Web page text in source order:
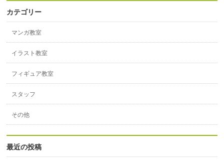
カテゴリー
マンガ教室
イラスト教室
フィギュア教室
スタッフ
その他
最近の投稿